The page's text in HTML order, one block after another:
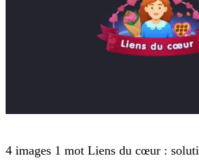
4 images 1 mot Liens du cœur :